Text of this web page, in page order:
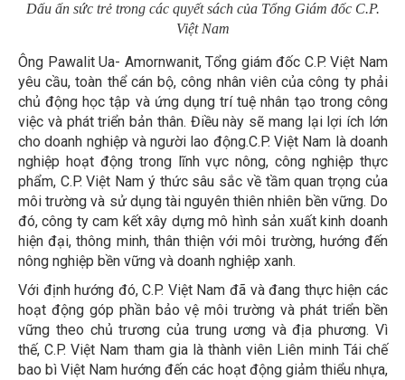
Dấu ấn sức trẻ trong các quyết sách của Tổng Giám đốc C.P.
Việt Nam
Ông Pawalit Ua- Amornwanit, Tổng giám đốc C.P. Việt Nam
yêu cầu, toàn thể cán bộ, công nhân viên của công ty phải
chủ động học tập và ứng dụng trí tuệ nhân tạo trong công
việc và phát triển bản thân. Điều này sẽ mang lại lợi ích lớn
cho doanh nghiệp và người lao động.C.P. Việt Nam là doanh
nghiệp hoạt động trong lĩnh vực nông, công nghiệp thực
phẩm, C.P. Việt Nam ý thức sâu sắc về tầm quan trọng của
môi trường và sử dụng tài nguyên thiên nhiên bền vững. Do
đó, công ty cam kết xây dựng mô hình sản xuất kinh doanh
hiện đại, thông minh, thân thiện với môi trường, hướng đến
nông nghiệp bền vững và doanh nghiệp xanh.
Với định hướng đó, C.P. Việt Nam đã và đang thực hiện các
hoạt động góp phần bảo vệ môi trường và phát triển bền
vững theo chủ trương của trung ương và địa phương. Vì
thế, C.P. Việt Nam tham gia là thành viên Liên minh Tái chế
bao bì Việt Nam hướng đến các hoạt động giảm thiểu nhựa,